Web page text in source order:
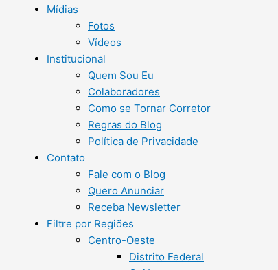
Mídias
Fotos
Vídeos
Institucional
Quem Sou Eu
Colaboradores
Como se Tornar Corretor
Regras do Blog
Política de Privacidade
Contato
Fale com o Blog
Quero Anunciar
Receba Newsletter
Filtre por Regiões
Centro-Oeste
Distrito Federal